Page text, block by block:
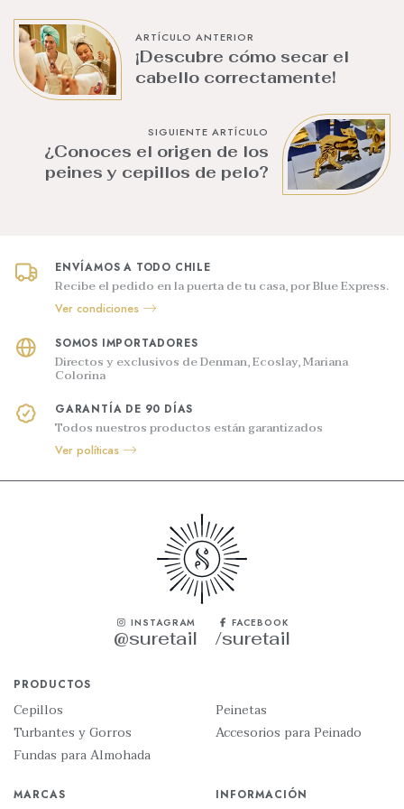
ARTÍCULO ANTERIOR
¡Descubre cómo secar el
cabello correctamente!
SIGUIENTE ARTÍCULO
¿Conoces el origen de los
peines y cepillos de pelo?
ENVÍAMOS A TODO CHILE
Recibe el pedido en la puerta de tu casa, por Blue Express.
Ver condiciones
SOMOS IMPORTADORES
Directos y exclusivos de Denman, Ecoslay, Mariana
Colorina
GARANTÍA DE 90 DÍAS
Todos nuestros productos están garantizados
Ver políticas
INSTAGRAM
@suretail
FACEBOOK
/suretail
PRODUCTOS
Cepillos
Turbantes y Gorros
Fundas para Almohada
Peinetas
Accesorios para Peinado
MARCAS INFORMACIÓN